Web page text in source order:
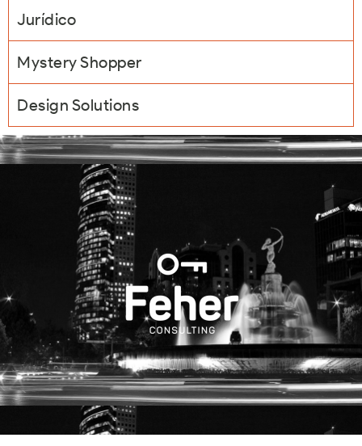
Jurídico
Mystery Shopper
Design Solutions